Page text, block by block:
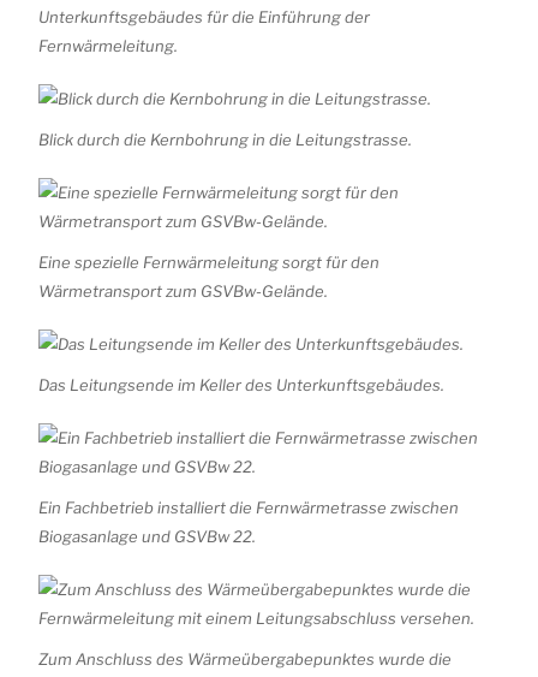
Unterkunftsgebäudes für die Einführung der
Fernwärmeleitung.
Blick durch die Kernbohrung in die Leitungstrasse.
Eine spezielle Fernwärmeleitung sorgt für den
Wärmetransport zum GSVBw-Gelände.
Das Leitungsende im Keller des Unterkunftsgebäudes.
Ein Fachbetrieb installiert die Fernwärmetrasse zwischen
Biogasanlage und GSVBw 22.
Zum Anschluss des Wärmeübergabepunktes wurde die